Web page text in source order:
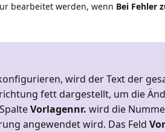
bearbeitet werden, wenn Bei Fehler
wird der Text der
fett dargestellt, um die
Vorlagennr. wird die
angewendet wird. Das Feld